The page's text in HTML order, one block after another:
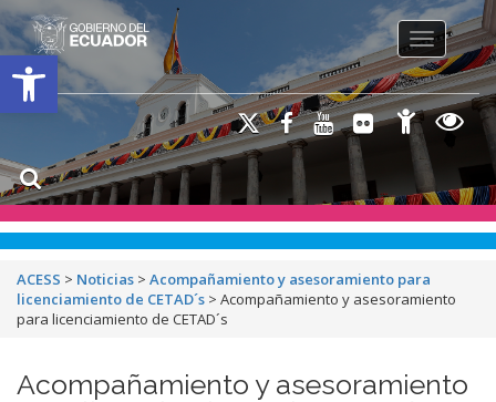
Open toolbar
Toggle
ACESS > Noticias > Acompañamiento y asesoramiento para
licenciamiento de CETAD´s > Acompañamiento y asesoramiento
para licenciamiento de CETAD´s
Acompañamiento y asesoramiento